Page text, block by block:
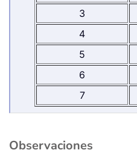
3
4
5
6
7
Observaciones